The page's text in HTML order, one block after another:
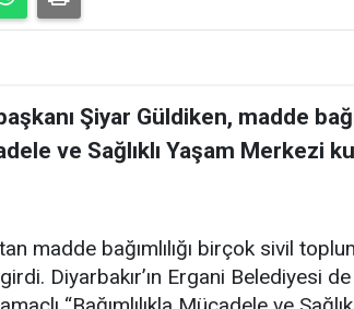
Şiyar Güldiken, madde
ve Sağlıklı Yaşam Merkezi
madde bağımlılığı birçok sivil
Diyarbakır’ın Ergani Belediyesi de